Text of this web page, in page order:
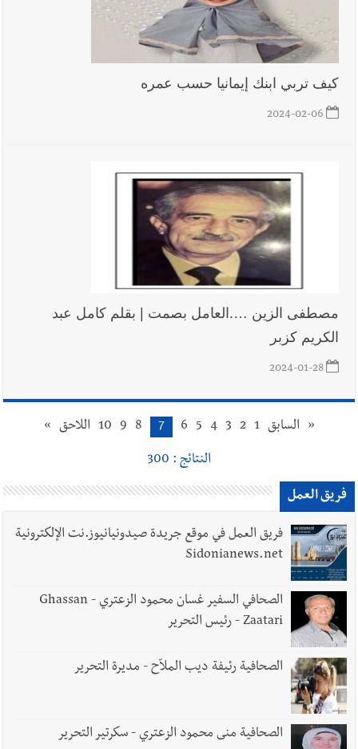
كيف تربي ابنك إيمانيا حسب عمره
2024-02-06
مصطفى الزين ….العامل بصمت | بقلم كامل عبد
الكريم كزبر
2024-01-28
« السابق 1
2
3
4
5
6
7
8
9
10 اللاحق »
النتائج : 300
فريق العمل
فريق العمل في موقع جريدة صيدونيانيوز.نت الإلكترونية
Sidonianews.net
الصحافي السفير غسان محمود الزعتري - Ghassan
Zaatari - رئيس التحرير
الصحافية رئيفة ديب الملاّح - مديرة التحرير
الصحافية منى محمود الزعتري - سكرتير التحرير